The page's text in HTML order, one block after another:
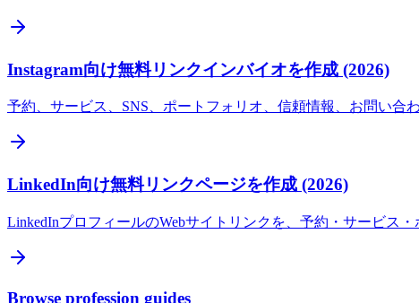
Instagram向け無料リンクインバイオを作成 (2026)
予約、サービス、SNS、ポートフォリオ、信頼情報、お問い合
LinkedIn向け無料リンクページを作成 (2026)
LinkedInプロフィールのWebサイトリンクを、予約・サービス
Browse profession guides